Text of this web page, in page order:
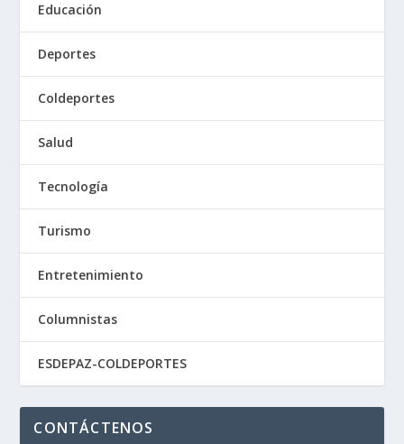
Educación
Deportes
Coldeportes
Salud
Tecnología
Turismo
Entretenimiento
Columnistas
ESDEPAZ-COLDEPORTES
CONTÁCTENOS